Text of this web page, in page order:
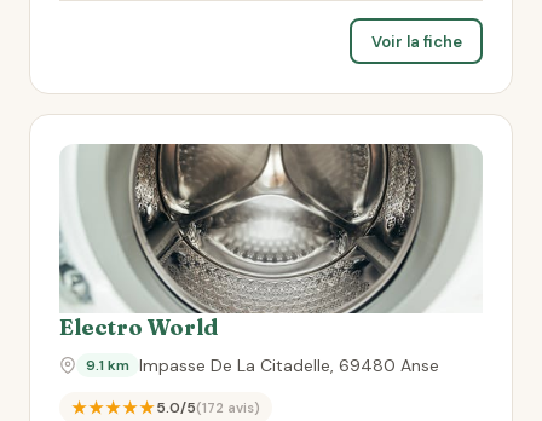
Voir la fiche
Electro World
9.1 km Impasse De La Citadelle, 69480 Anse
★★★★★5.0/5(172 avis)